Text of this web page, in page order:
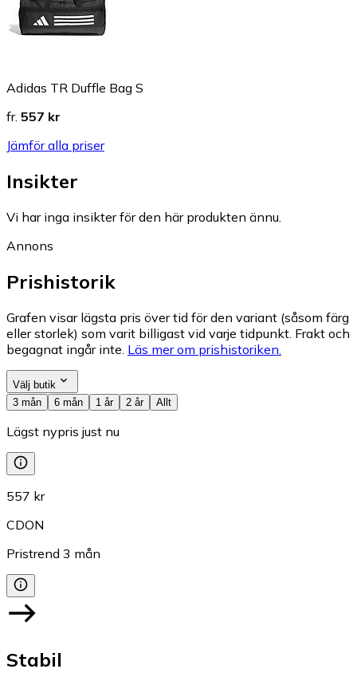
Adidas TR Duffle Bag S
fr. 557 kr
Jämför alla priser
Insikter
Vi har inga insikter för den här produkten ännu.
Annons
Prishistorik
Grafen visar lägsta pris över tid för den variant (såsom färg
eller storlek) som varit billigast vid varje tidpunkt. Frakt och
begagnat ingår inte. Läs mer om prishistoriken.
Välj butik
3 mån
6 mån 1 år 2 år Allt
Lägst nypris just nu
557 kr
CDON
Pristrend 3 mån
Stabil